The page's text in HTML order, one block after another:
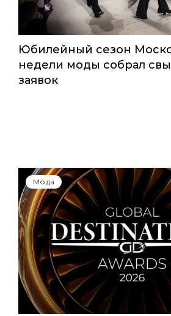
Юбилейный сезон
недели моды собрал
заявок
Мода